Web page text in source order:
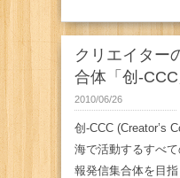
クリエイター
合体「创-
2010/06/26
创-CCC (Creator’s
海で活動するすべ
報発信集合体を目